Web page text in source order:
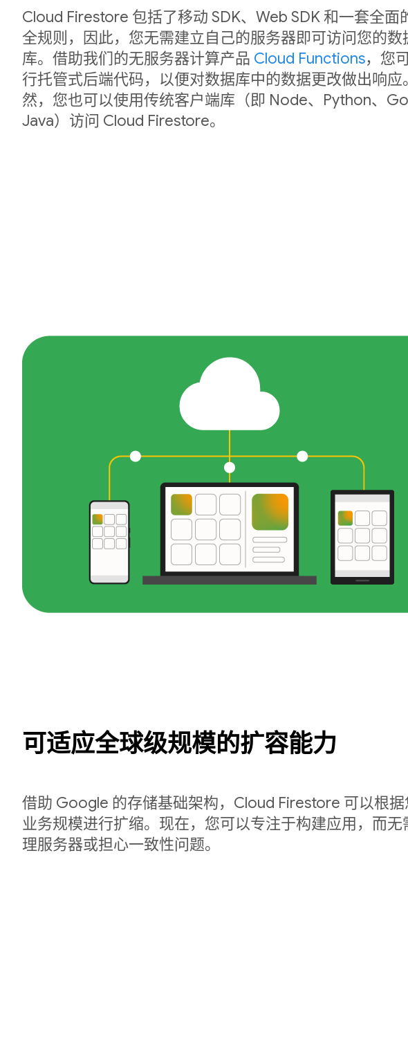
Cloud Firestore 包括了移动 SDK、Web SDK 和一套全面
全规则，因此，您无需建立自己的服务器即可访问您的数
库。借助我们的无服务器计算产品 Cloud Functions，您
行托管式后端代码，以便对数据库中的数据更改做出响应
然，您也可以使用传统客户端库（即 Node、Python、
Java）访问 Cloud Firestore。
可适应全球级规模的扩容能力
借助 Google 的存储基础架构，Cloud Firestore 可以根据
业务规模进行扩缩。现在，您可以专注于构建应用，而无
理服务器或担心一致性问题。